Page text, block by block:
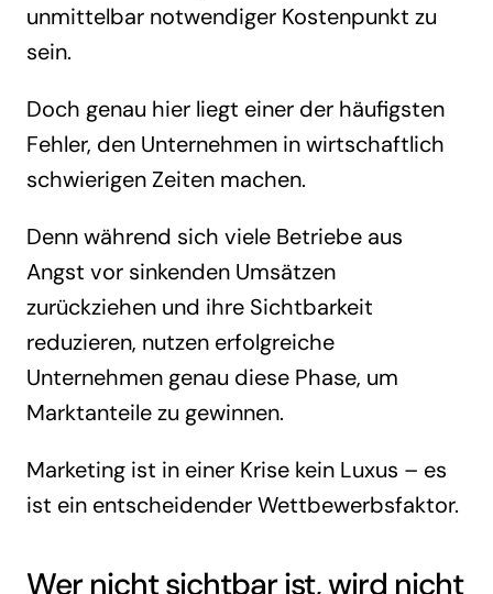
unmittelbar notwendiger Kostenpunkt zu
sein.
Doch genau hier liegt einer der häufigsten
Fehler, den Unternehmen in wirtschaftlich
schwierigen Zeiten machen.
Denn während sich viele Betriebe aus
Angst vor sinkenden Umsätzen
zurückziehen und ihre Sichtbarkeit
reduzieren, nutzen erfolgreiche
Unternehmen genau diese Phase, um
Marktanteile zu gewinnen.
Marketing ist in einer Krise kein Luxus – es
ist ein entscheidender Wettbewerbsfaktor.
Wer nicht sichtbar ist, wird nicht